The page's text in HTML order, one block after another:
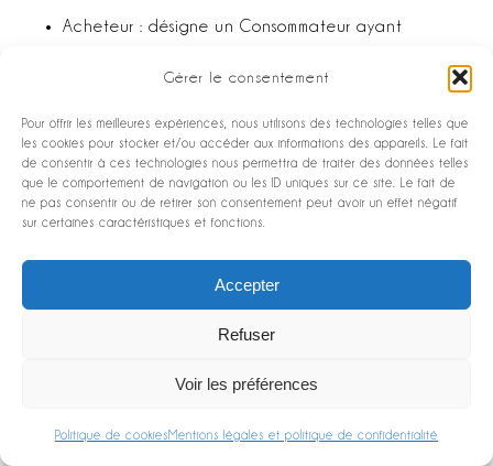
Gérer le consentement
Pour offrir les meilleures expériences, nous utilisons des technologies telles que
les cookies pour stocker et/ou accéder aux informations des appareils. Le fait
de consentir à ces technologies nous permettra de traiter des données telles
que le comportement de navigation ou les ID uniques sur ce site. Le fait de
ne pas consentir ou de retirer son consentement peut avoir un effet négatif
sur certaines caractéristiques et fonctions.
Accepter
Refuser
Voir les préférences
Politique de cookiesMentions légales et politique de confidentialité
Acheteur : désigne un Consommateur ayant
plusieurs Produit(s) ou Service(s) de Mobilicam
fournis par Mobilicam et disposant de l’ensemble
des droits nécessaires pour s’engager au sein d’un
Contrat et passer une commande.
Consommateur : désigne toute personne physique
qui agit à des fins personnelles et non-
entre le Consommateur et Mobilicam sur la base